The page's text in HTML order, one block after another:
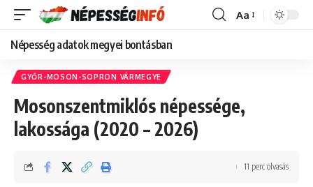
Font
Aa
Népesség adatok megyei bontásban
GYŐR-MOSON-SOPRON VÁRMEGYE
Mosonszentmiklós népessége,
lakossága (2020 – 2026)
11 perc olvasás